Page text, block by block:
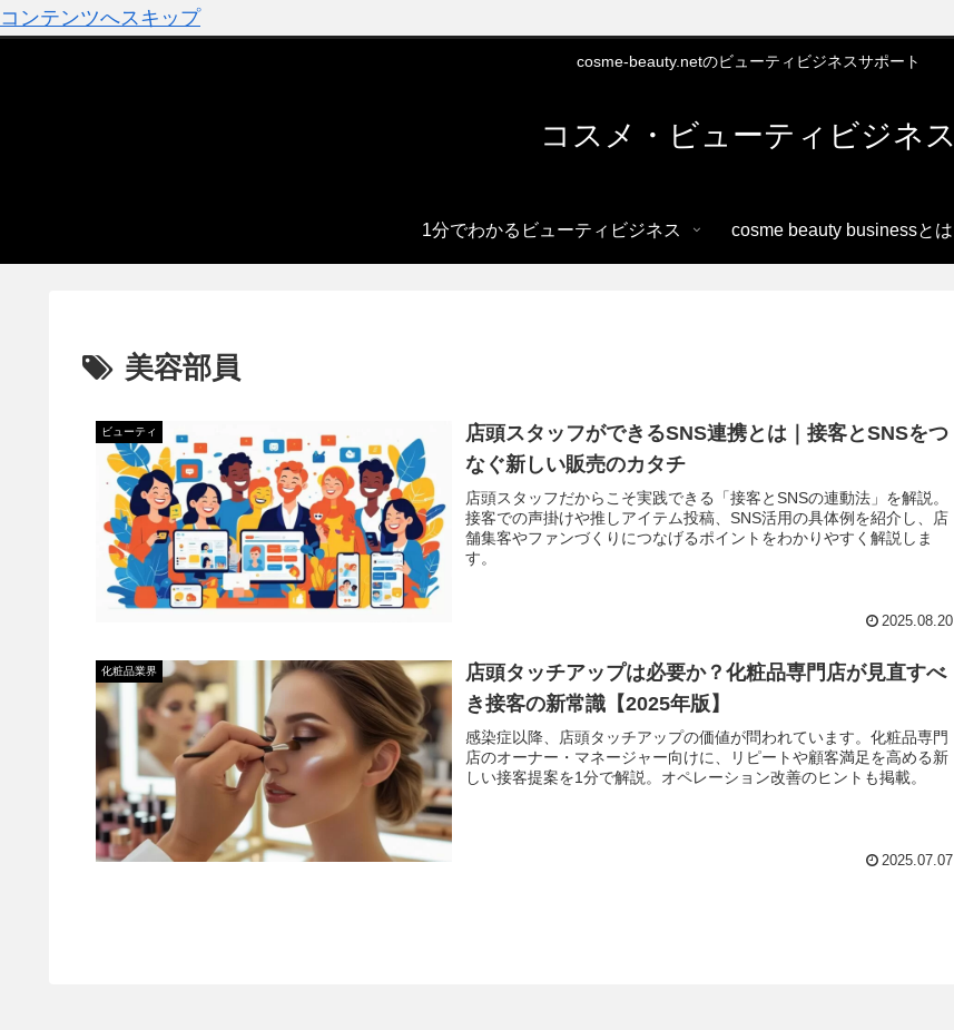
コンテンツへスキップ
cosme-beauty.netのビューティビジネスサポート
コスメ・ビューティビジネス
1分でわかるビューティビジネス cosme beauty businessとは
美容部員
ビューティ
店頭スタッフができるSNS連携とは｜接客とSNSをつ
なぐ新しい販売のカタチ
店頭スタッフだからこそ実践できる「接客とSNSの連動法」を解説。
接客での声掛けや推しアイテム投稿、SNS活用の具体例を紹介し、店
舗集客やファンづくりにつなげるポイントをわかりやすく解説しま
す。
2025.08.20
化粧品業界
店頭タッチアップは必要か？化粧品専門店が見直すべ
き接客の新常識【2025年版】
感染症以降、店頭タッチアップの価値が問われています。化粧品専門
店のオーナー・マネージャー向けに、リピートや顧客満足を高める新
しい接客提案を1分で解説。オペレーション改善のヒントも掲載。
2025.07.07